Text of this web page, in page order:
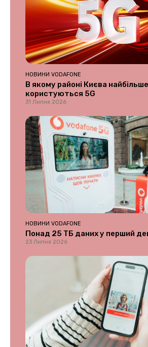
НОВИНИ VODAFONE
В якому районі Києва найбільше
користуються 5G
31 Липня 2026
НОВИНИ VODAFONE
Понад 25 ТБ даних у перший
23 Липня 2026